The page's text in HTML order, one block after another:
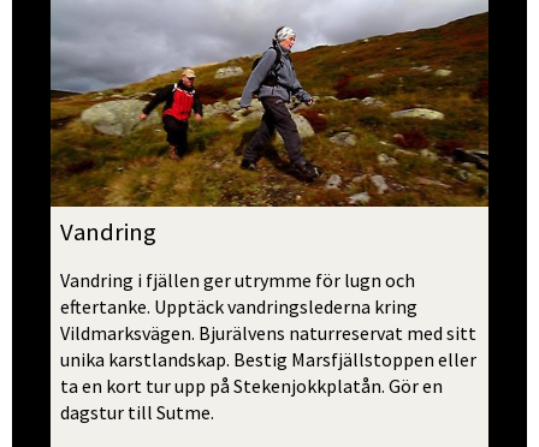
Vandring
Vandring i fjällen ger utrymme för lugn och
eftertanke. Upptäck vandringslederna kring
Vildmarks­vägen. Bjurälvens naturreservat med sitt
unika karstlandskap. Bestig Marsfjälls­toppen eller
ta en kort tur upp på Stekenjokkplatån. Gör en
dagstur till Sutme.